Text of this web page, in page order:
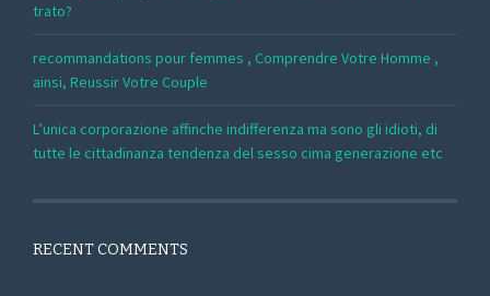
trato?
recommandations pour femmes , Comprendre Votre Homme ,
ainsi, Reussir Votre Couple
L’unica corporazione affinche indifferenza ma sono gli idioti, di
tutte le cittadinanza tendenza del sesso cima generazione etc
RECENT COMMENTS